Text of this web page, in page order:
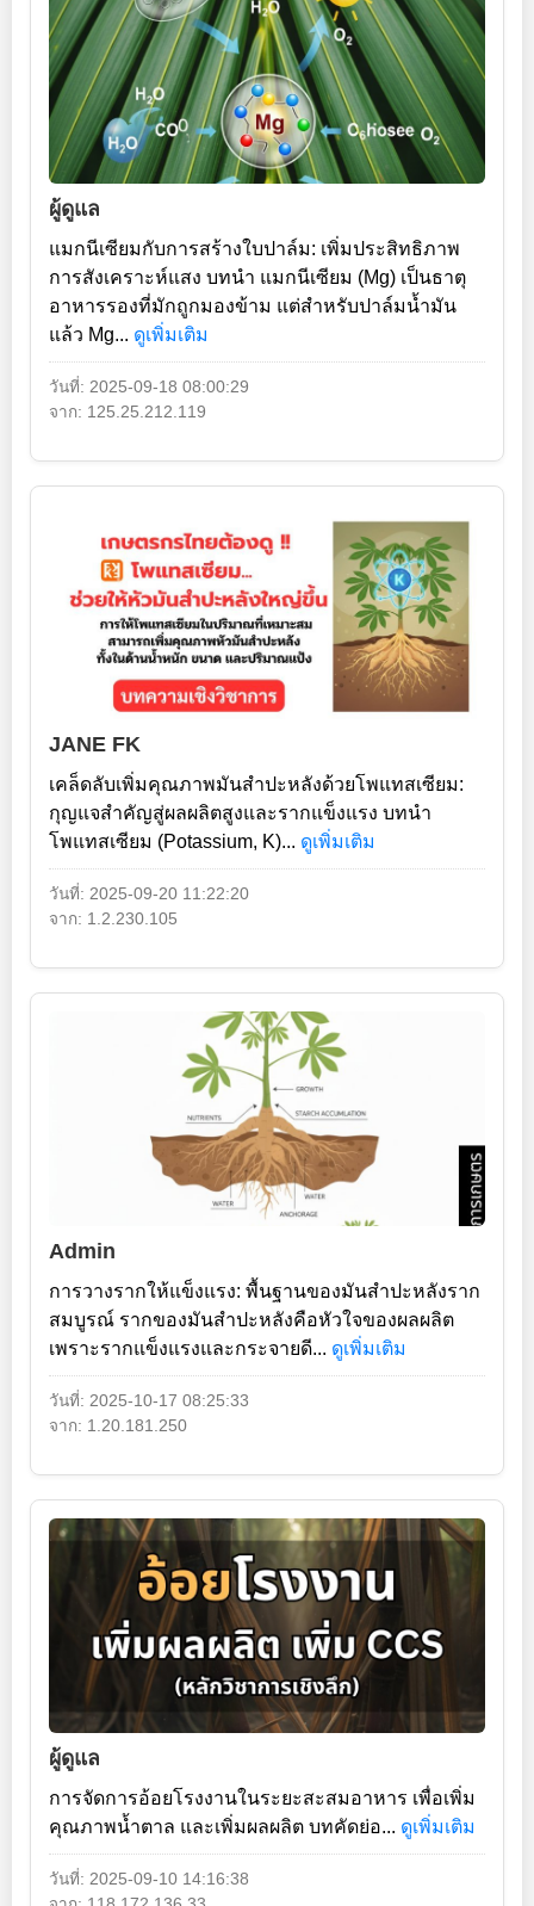
ผู้ดูแล
แมกนีเซียมกับการสร้างใบปาล์ม: เพิ่มประสิทธิภาพ
การสังเคราะห์แสง บทนำ แมกนีเซียม (Mg) เป็นธาตุ
อาหารรองที่มักถูกมองข้าม แต่สำหรับปาล์มน้ำมัน
แล้ว Mg... ดูเพิ่มเติม
วันที่: 2025-09-18 08:00:29
จาก: 125.25.212.119
JANE FK
เคล็ดลับเพิ่มคุณภาพมันสำปะหลังด้วยโพแทสเซียม:
กุญแจสำคัญสู่ผลผลิตสูงและรากแข็งแรง บทนำ
โพแทสเซียม (Potassium, K)... ดูเพิ่มเติม
วันที่: 2025-09-20 11:22:20
จาก: 1.2.230.105
Admin
การวางรากให้แข็งแรง: พื้นฐานของมันสำปะหลังราก
สมบูรณ์ รากของมันสำปะหลังคือหัวใจของผลผลิต
เพราะรากแข็งแรงและกระจายดี... ดูเพิ่มเติม
วันที่: 2025-10-17 08:25:33
จาก: 1.20.181.250
ผู้ดูแล
การจัดการอ้อยโรงงานในระยะสะสมอาหาร เพื่อเพิ่ม
คุณภาพน้ำตาล และเพิ่มผลผลิต บทคัดย่อ... ดูเพิ่มเติม
วันที่: 2025-09-10 14:16:38